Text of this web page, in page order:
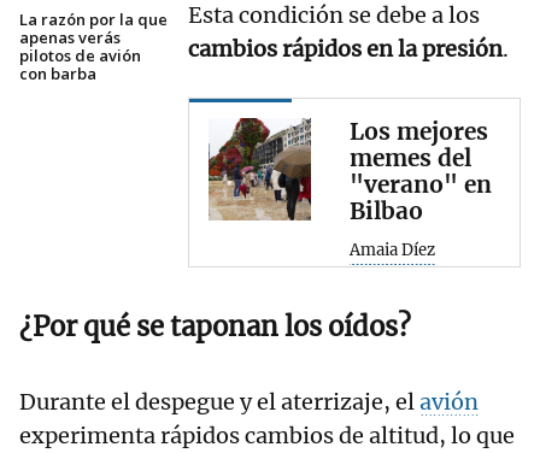
La razón por la que
apenas verás
pilotos de avión
con barba
Esta condición se debe a los
cambios rápidos en la presión.
Los mejores
memes del
"verano" en
Bilbao
Amaia Díez
¿Por qué se taponan los oídos?
Durante el despegue y el aterrizaje, elavión
experimenta rápidos cambios de altitud, lo que